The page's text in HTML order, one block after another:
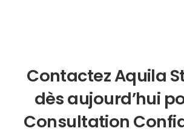
Contactez Aquila
dès aujourd’hui
Consultation